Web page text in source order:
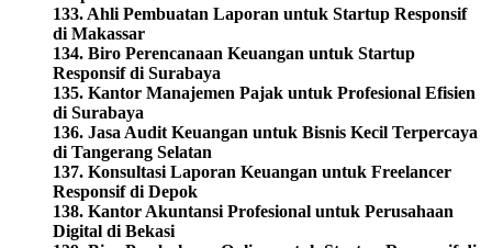
133. Ahli Pembuatan Laporan untuk Startup Responsif
di Makassar
134. Biro Perencanaan Keuangan untuk Startup
Responsif di Surabaya
135. Kantor Manajemen Pajak untuk Profesional Efisien
di Surabaya
136. Jasa Audit Keuangan untuk Bisnis Kecil Terpercaya
di Tangerang Selatan
137. Konsultasi Laporan Keuangan untuk Freelancer
Responsif di Depok
138. Kantor Akuntansi Profesional untuk Perusahaan
Digital di Bekasi